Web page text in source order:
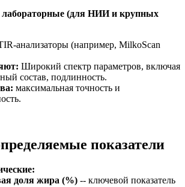
лабораторные (для НИИ и крупных
анализаторы (например, MilkoScan
Широкий спектр параметров, включая
состав, подлинность.
максимальная точность и
показатели
доля жира (%) -- ключевой показатель